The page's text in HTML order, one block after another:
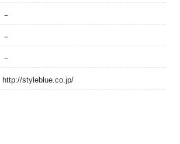
－
－
－
http://styleblue.co.jp/